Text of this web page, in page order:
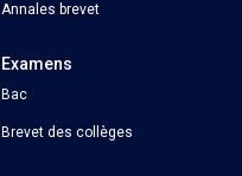
Annales brevet
Examens
Bac
Brevet des collèges